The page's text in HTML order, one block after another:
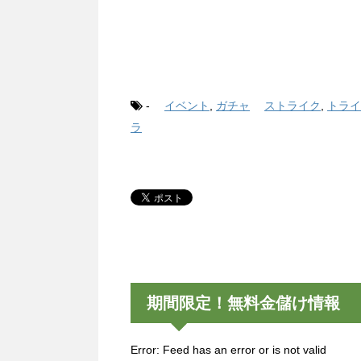
- イベント ガチャ ストライク トラ
ラ
期間限定！無料金儲け情報
Error: Feed has an error or is not valid